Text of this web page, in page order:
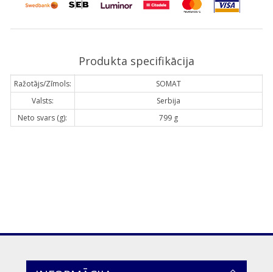
Produkta specifikācija
Ražotājs/Zīmols:
SOMAT
Valsts:
Serbija
Neto svars (g):
799 g